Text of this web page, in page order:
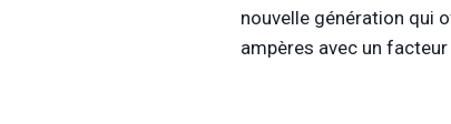
nouvelle génération qui
ampères avec un